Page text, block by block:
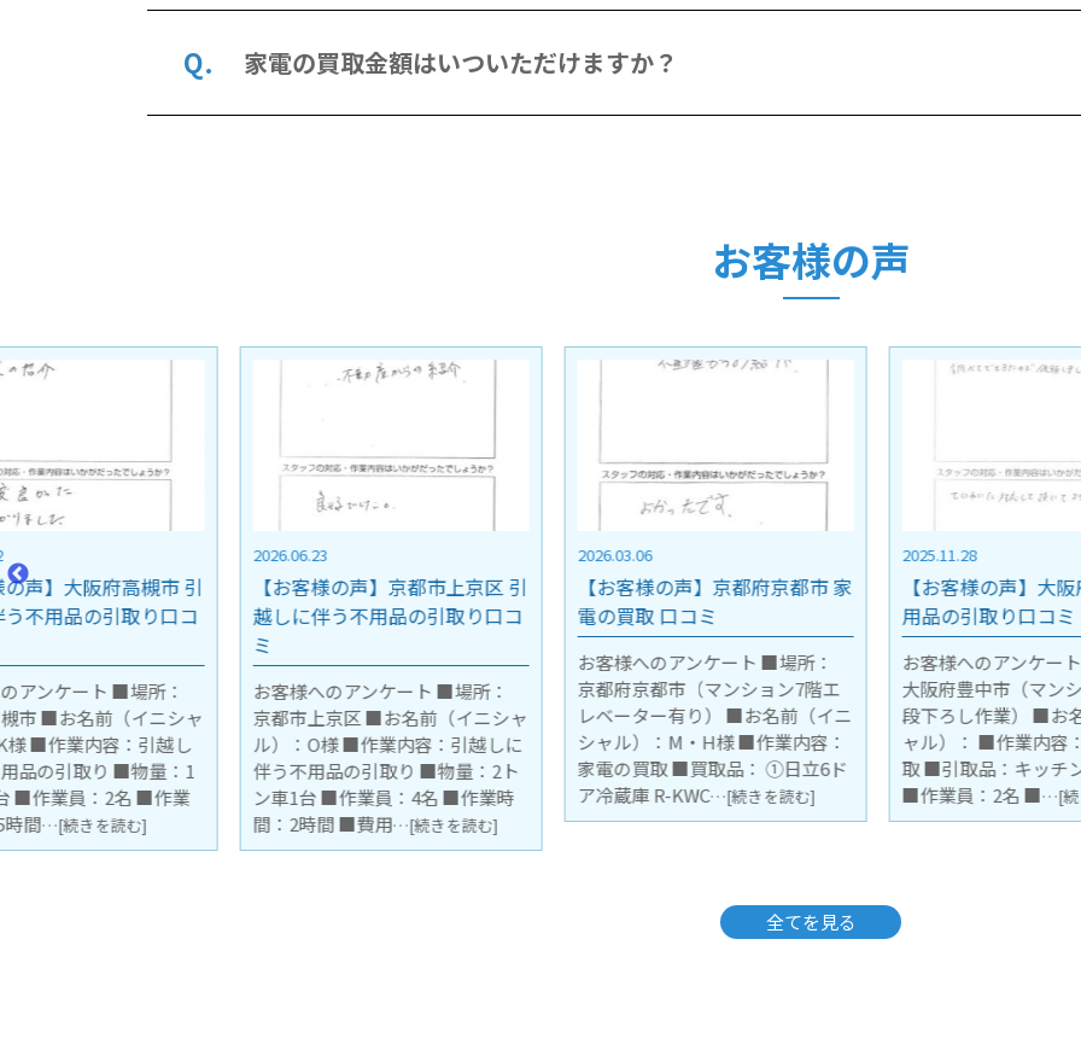
家電の買取金額はいついただけますか？
お客様の声
【お客様の声】京都市上京区 引
越しに伴う不用品の引取り口コ
お客様へのアンケート ■場所：
京都市上京区 ■お名前（イニシャ
ル）：O様 ■作業内容：引越しに
伴う不用品の引取り ■物量：2ト
ン車1台 ■作業員：4名 ■作業時
間：2時間 ■費用
…[続きを読む]
【お客様の声】京都府京都市 家
電の買取 口コミ
お客様へのアンケート ■場所：
京都府京都市（マンション7階エ
レベーター有り） ■お名前（イニ
シャル）：M・H様 ■作業内容：
家電の買取 ■買取品： ①日立6ド
ア冷蔵庫 R-KWC…[続きを読む]
【お客様の声】大阪府豊中市 不
用品の引取り口コミ
お客様へのアンケート ■場所：
大阪府豊中市（マンション3階 階
段下ろし作業） ■お名前（イニシ
ャル）： ■作業内容：不用品の引
取 ■引取品：キッチンボード1台
■作業員：2名 ■…[続きを読む]
【お客
越しに
ミ
お客様へ
兵庫県宝
ル）：K
引取 ■引
ニングセ
用 ：税込
全てを見る